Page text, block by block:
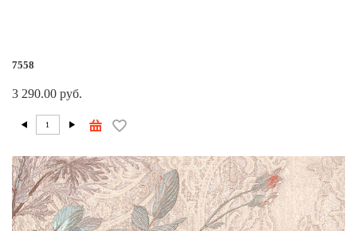
7558
3 290.00 руб.